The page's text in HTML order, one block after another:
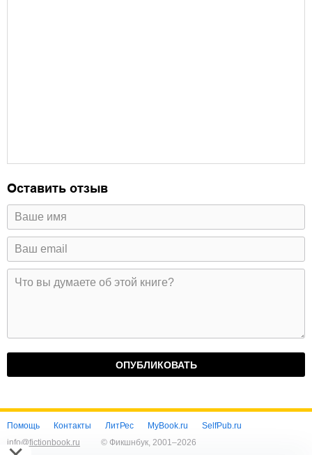
Оставить отзыв
Помощь Контакты ЛитРес MyBook.ru
SelfPub.ru
info@fictionbook.ru
© Фикшнбук, 2001–2026